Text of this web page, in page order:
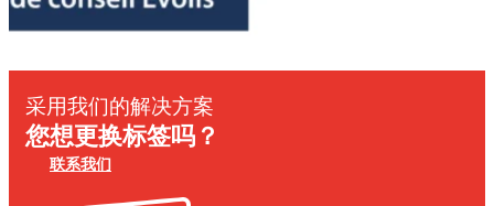
采用我们的解决方案
您想更换标签吗？
联系我们